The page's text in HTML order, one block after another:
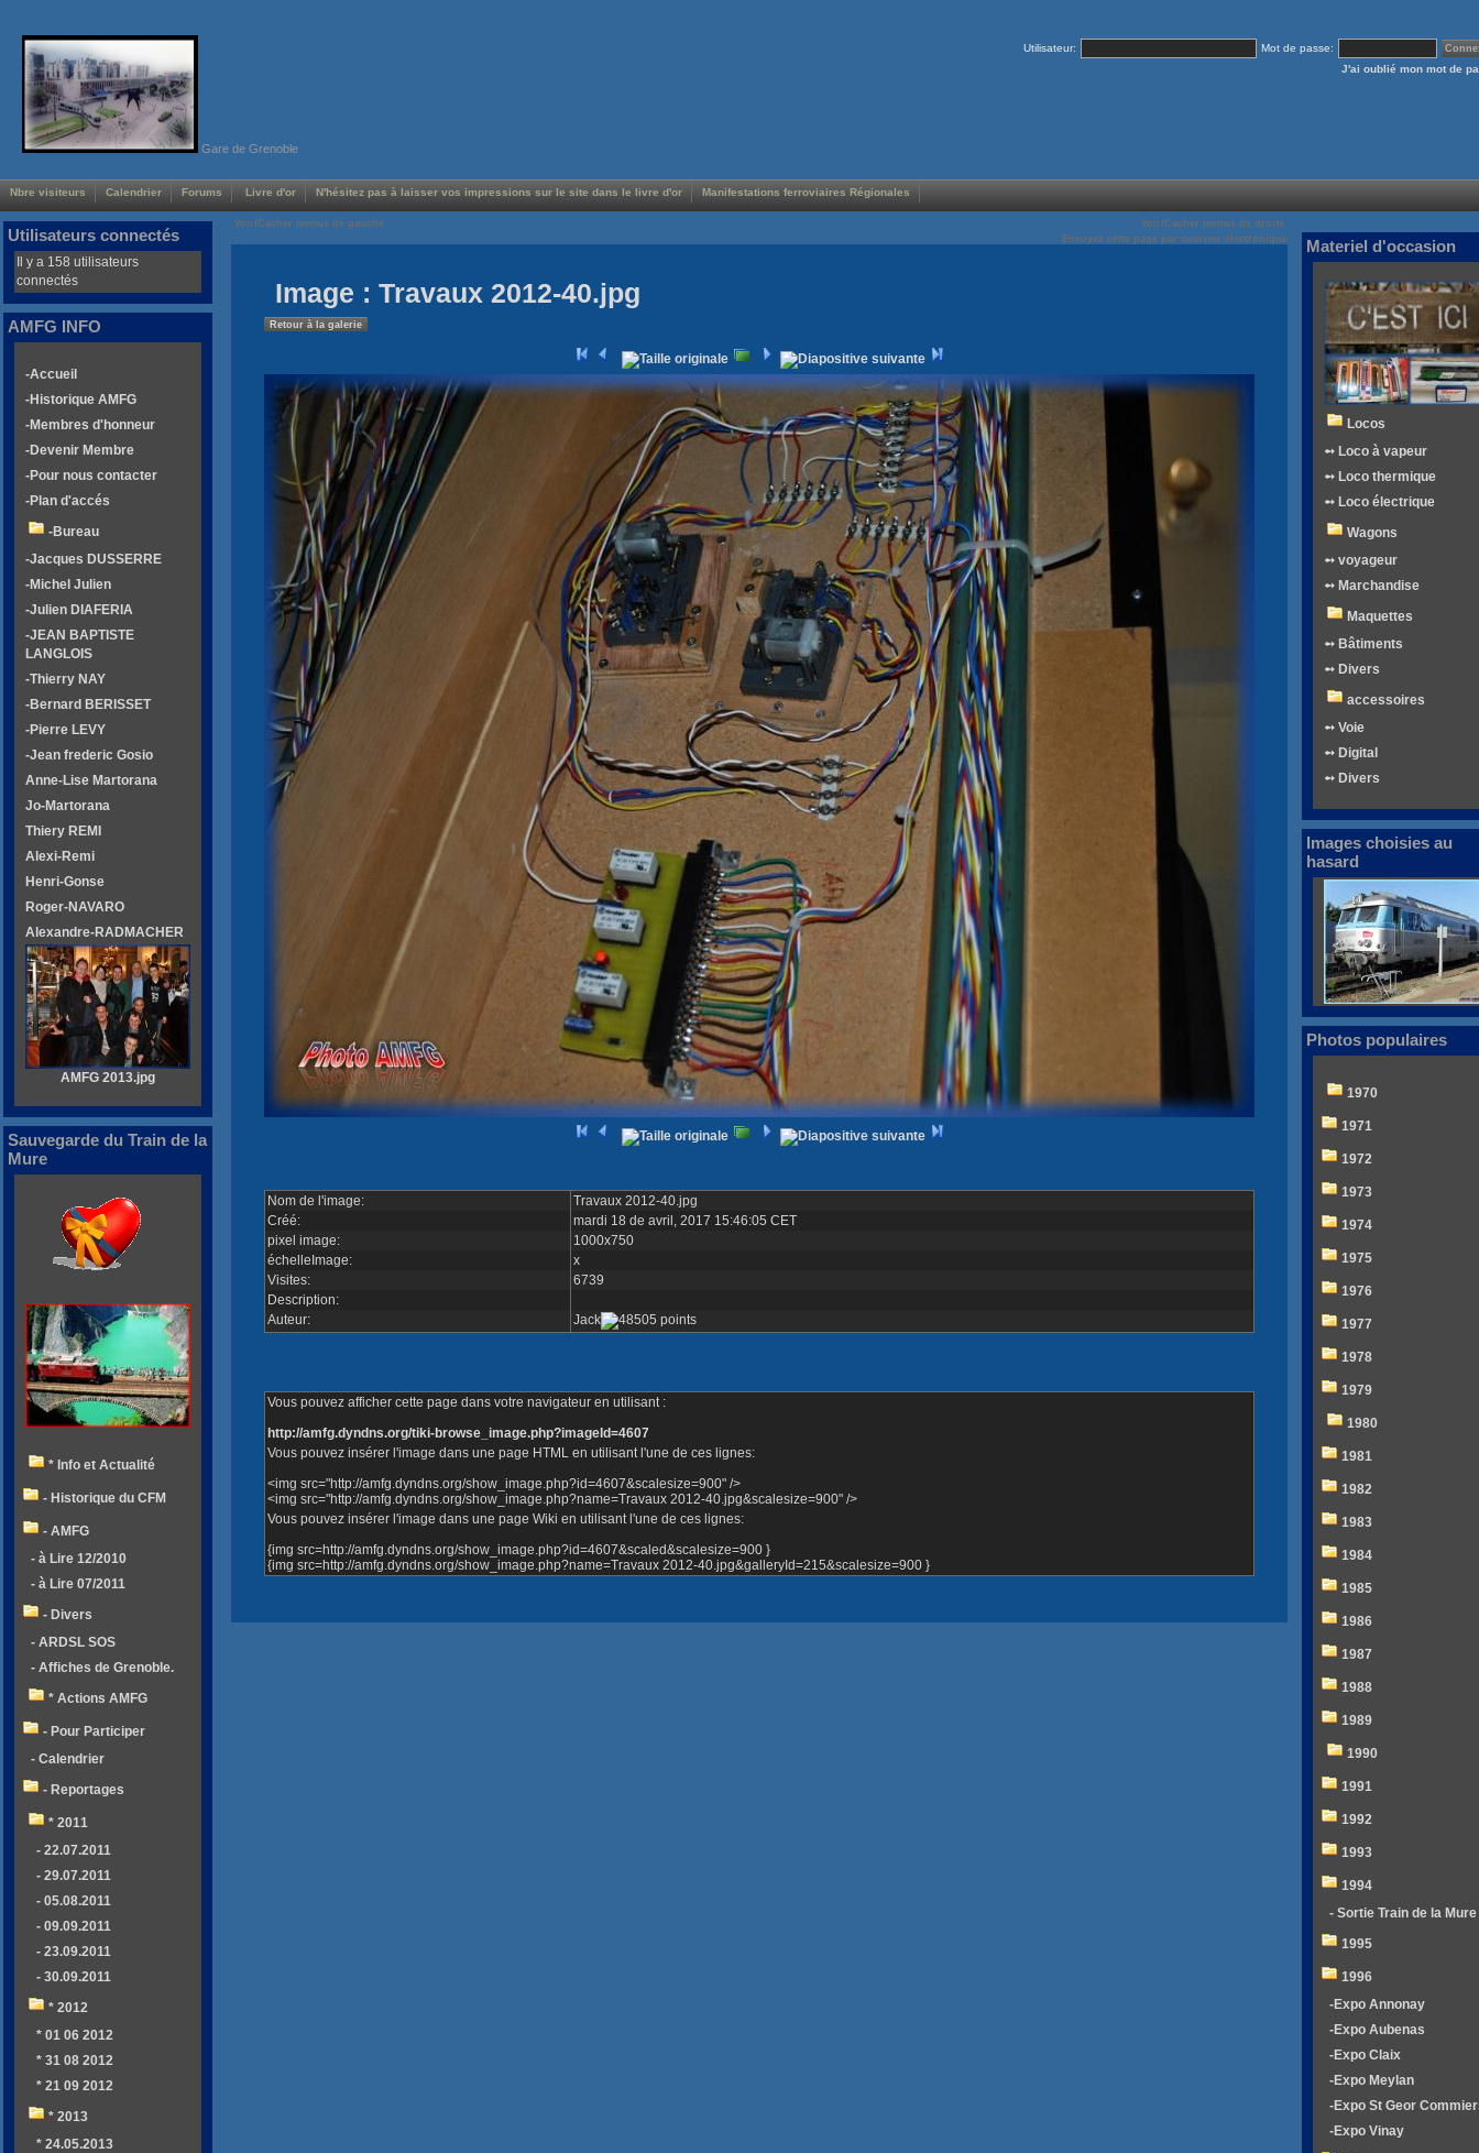
Gare de Grenoble
Utilisateur:
Mot de passe:
J'ai oublié mon mot de
Nbre visiteurs Calendrier Forums Livre d'or N'hésitez pas à laisser vos impressions sur le site dans le livre d'or Manifestations ferroviaires Régionales
Voir/Cacher menus de gauche
Voir/Cacher menus de droite
Envoyez cette page par courrier électronique
Image : Travaux 2012-40.jpg
Retour à la galerie
Nom de l'image:
Travaux 2012-40.jpg
Créé:
mardi 18 de avril, 2017 15:46:05 CET
pixel image:
1000x750
échelleImage:
x
Visites:
6739
Description:
Auteur:
Jack
Vous pouvez afficher cette page dans votre navigateur en utilisant :
http://amfg.dyndns.org/tiki-browse_image.php?imageId=4607
Vous pouvez insérer l'image dans une page HTML en utilisant l'une de ces lignes:
<img src="http://amfg.dyndns.org/show_image.php?id=4607&scalesize=900" />
<img src="http://amfg.dyndns.org/show_image.php?name=Travaux 2012-40.jpg&scalesize=900" />
Vous pouvez insérer l'image dans une page Wiki en utilisant l'une de ces lignes:
{img src=http://amfg.dyndns.org/show_image.php?id=4607&scaled&scalesize=900 }
{img src=http://amfg.dyndns.org/show_image.php?name=Travaux 2012-40.jpg&galleryId=215&scalesize=900 }
Utilisateurs connectés
Il y a 158 utilisateurs
connectés
AMFG INFO
-Accueil
-Historique AMFG
-Membres d'honneur
-Devenir Membre
-Pour nous contacter
-Plan d'accés
-Bureau
-Jacques DUSSERRE
-Michel Julien
-Julien DIAFERIA
-JEAN BAPTISTE
LANGLOIS
-Thierry NAY
-Bernard BERISSET
-Pierre LEVY
-Jean frederic Gosio
Anne-Lise Martorana
Jo-Martorana
Thiery REMI
Alexi-Remi
Henri-Gonse
Roger-NAVARO
Alexandre-RADMACHER
AMFG 2013.jpg
Sauvegarde du Train de la
Mure
* Info et Actualité
- Historique du CFM
- AMFG
- à Lire 12/2010
- à Lire 07/2011
- Divers
- ARDSL SOS
- Affiches de Grenoble.
* Actions AMFG
- Pour Participer
- Calendrier
- Reportages
* 2011
- 22.07.2011
- 29.07.2011
- 05.08.2011
- 09.09.2011
- 23.09.2011
- 30.09.2011
* 2012
* 01 06 2012
* 31 08 2012
* 21 09 2012
* 2013
* 24.05.2013
Materiel d'occasion
Locos
➻ Loco à vapeur
➻ Loco thermique
➻ Loco électrique
Wagons
➻ voyageur
➻ Marchandise
Maquettes
➻ Bâtiments
➻ Divers
accessoires
➻ Voie
➻ Digital
➻ Divers
Images choisies au
hasard
Photos populaires
1970
1971
1972
1973
1974
1975
1976
1977
1978
1979
1980
1981
1982
1983
1984
1985
1986
1987
1988
1989
1990
1991
1992
1993
1994
- Sortie Train de la Mure
1995
1996
-Expo Annonay
-Expo Aubenas
-Expo Claix
-Expo Meylan
-Expo St Geor
-Expo Vinay